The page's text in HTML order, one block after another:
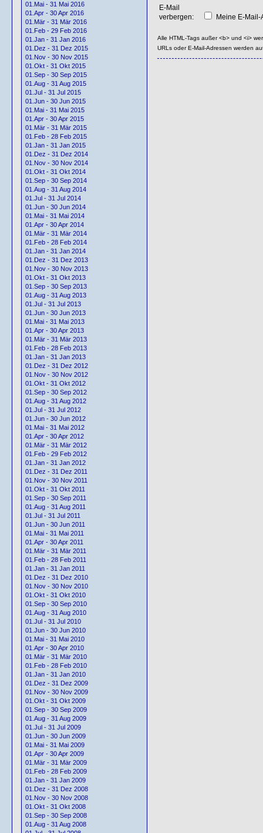
01.Mai - 31 Mai 2016
01.Apr - 30 Apr 2016
01.Mär - 31 Mär 2016
01.Feb - 29 Feb 2016
01.Jan - 31 Jan 2016
01.Dez - 31 Dez 2015
01.Nov - 30 Nov 2015
01.Okt - 31 Okt 2015
01.Sep - 30 Sep 2015
01.Aug - 31 Aug 2015
01.Jul - 31 Jul 2015
01.Jun - 30 Jun 2015
01.Mai - 31 Mai 2015
01.Apr - 30 Apr 2015
01.Mär - 31 Mär 2015
01.Feb - 28 Feb 2015
01.Jan - 31 Jan 2015
01.Dez - 31 Dez 2014
01.Nov - 30 Nov 2014
01.Okt - 31 Okt 2014
01.Sep - 30 Sep 2014
01.Aug - 31 Aug 2014
01.Jul - 31 Jul 2014
01.Jun - 30 Jun 2014
01.Mai - 31 Mai 2014
01.Apr - 30 Apr 2014
01.Mär - 31 Mär 2014
01.Feb - 28 Feb 2014
01.Jan - 31 Jan 2014
01.Dez - 31 Dez 2013
01.Nov - 30 Nov 2013
01.Okt - 31 Okt 2013
01.Sep - 30 Sep 2013
01.Aug - 31 Aug 2013
01.Jul - 31 Jul 2013
01.Jun - 30 Jun 2013
01.Mai - 31 Mai 2013
01.Apr - 30 Apr 2013
01.Mär - 31 Mär 2013
01.Feb - 28 Feb 2013
01.Jan - 31 Jan 2013
01.Dez - 31 Dez 2012
01.Nov - 30 Nov 2012
01.Okt - 31 Okt 2012
01.Sep - 30 Sep 2012
01.Aug - 31 Aug 2012
01.Jul - 31 Jul 2012
01.Jun - 30 Jun 2012
01.Mai - 31 Mai 2012
01.Apr - 30 Apr 2012
01.Mär - 31 Mär 2012
01.Feb - 29 Feb 2012
01.Jan - 31 Jan 2012
01.Dez - 31 Dez 2011
01.Nov - 30 Nov 2011
01.Okt - 31 Okt 2011
01.Sep - 30 Sep 2011
01.Aug - 31 Aug 2011
01.Jul - 31 Jul 2011
01.Jun - 30 Jun 2011
01.Mai - 31 Mai 2011
01.Apr - 30 Apr 2011
01.Mär - 31 Mär 2011
01.Feb - 28 Feb 2011
01.Jan - 31 Jan 2011
01.Dez - 31 Dez 2010
01.Nov - 30 Nov 2010
01.Okt - 31 Okt 2010
01.Sep - 30 Sep 2010
01.Aug - 31 Aug 2010
01.Jul - 31 Jul 2010
01.Jun - 30 Jun 2010
01.Mai - 31 Mai 2010
01.Apr - 30 Apr 2010
01.Mär - 31 Mär 2010
01.Feb - 28 Feb 2010
01.Jan - 31 Jan 2010
01.Dez - 31 Dez 2009
01.Nov - 30 Nov 2009
01.Okt - 31 Okt 2009
01.Sep - 30 Sep 2009
01.Aug - 31 Aug 2009
01.Jul - 31 Jul 2009
01.Jun - 30 Jun 2009
01.Mai - 31 Mai 2009
01.Apr - 30 Apr 2009
01.Mär - 31 Mär 2009
01.Feb - 28 Feb 2009
01.Jan - 31 Jan 2009
01.Dez - 31 Dez 2008
01.Nov - 30 Nov 2008
01.Okt - 31 Okt 2008
01.Sep - 30 Sep 2008
01.Aug - 31 Aug 2008
E-Mail
verbergen:
Meine E-
Alle HTML-Tags außer <b> und <i>
URLs oder E-Mail-Adressen werden